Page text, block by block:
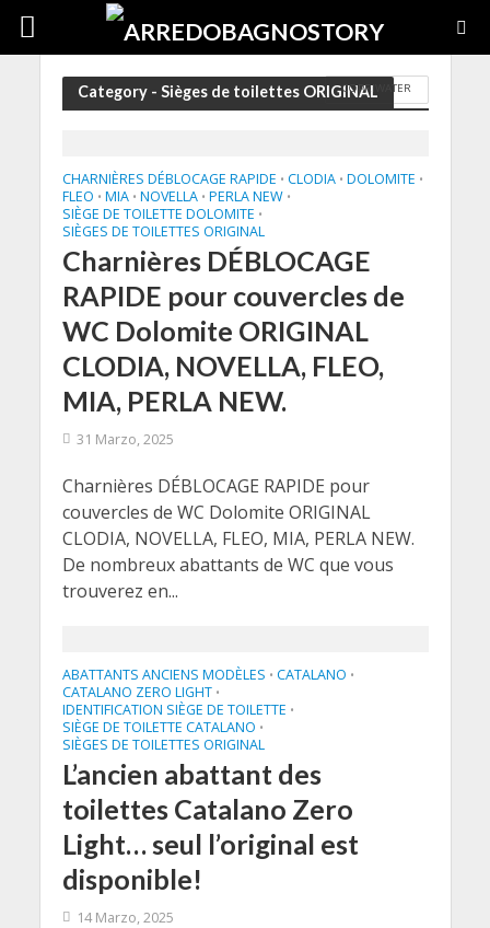
Category - Sièges de toilettes ORIGINALCOPRIWATER
CHARNIÈRES DÉBLOCAGE RAPIDE • CLODIA • DOLOMITE •
FLEO • MIA • NOVELLA • PERLA NEW •
SIÈGE DE TOILETTE DOLOMITE •
SIÈGES DE TOILETTES ORIGINAL
Charnières DÉBLOCAGE
RAPIDE pour couvercles de
WC Dolomite ORIGINAL
CLODIA, NOVELLA, FLEO,
MIA, PERLA NEW.
31 Marzo, 2025
Charnières DÉBLOCAGE RAPIDE pour
couvercles de WC Dolomite ORIGINAL
CLODIA, NOVELLA, FLEO, MIA, PERLA NEW.
De nombreux abattants de WC que vous
trouverez en...
ABATTANTS ANCIENS MODÈLES • CATALANO •
CATALANO ZERO LIGHT •
IDENTIFICATION SIÈGE DE TOILETTE •
SIÈGE DE TOILETTE CATALANO •
SIÈGES DE TOILETTES ORIGINAL
L’ancien abattant des
toilettes Catalano Zero
Light… seul l’original est
disponible!
14 Marzo, 2025